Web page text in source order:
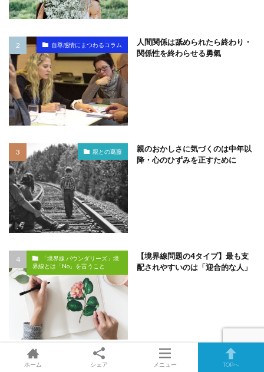
自尊感情にまつわるコラム
人間関係は舐められたら終わり・
関係性を終わらせる勇氣
親との葛藤
親のおかしさに気づくのは中年以
降・心のひずみを正すために
「境界線 バウンダリーズ」境
界線とは「No」を言うこと
【境界線問題の4タイプ】最も支
配されやすいのは「迎合的な人」
親との葛藤
毒になる親は何故子供に謝れない
ホーム シェア メニュー TOPへ